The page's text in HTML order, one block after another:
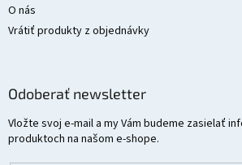
O nás
Vrátiť produkty z objednávky
Odoberať newsletter
Vložte svoj e-mail a my Vám budeme zasielať
produktoch na našom e-shope.